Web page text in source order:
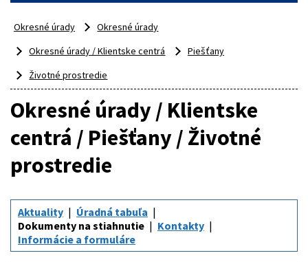
Okresné úrady
Okresné úrady
Okresné úrady / Klientske centrá
Piešťany
Životné prostredie
Okresné úrady / Klientske
centrá / Piešťany / Životné
prostredie
Aktuality
Úradná tabuľa
Dokumenty na stiahnutie
Kontakty
Informácie a formuláre